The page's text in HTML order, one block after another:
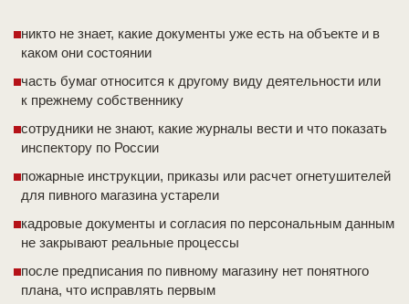
никто не знает, какие документы уже есть на объекте и в
каком они состоянии
часть бумаг относится к другому виду деятельности или
к прежнему собственнику
сотрудники не знают, какие журналы вести и что показать
инспектору по России
пожарные инструкции, приказы или расчет огнетушителей
для пивного магазина устарели
кадровые документы и согласия по персональным данным
не закрывают реальные процессы
после предписания по пивному магазину нет понятного
плана, что исправлять первым